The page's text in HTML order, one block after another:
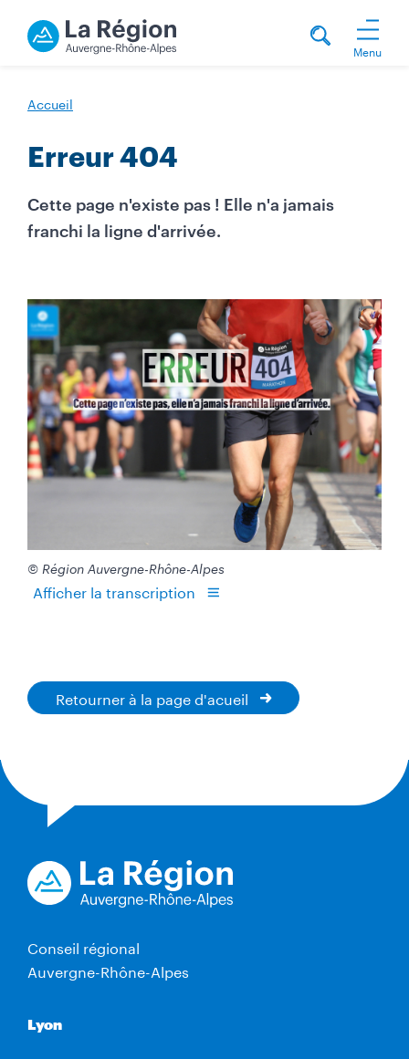
Menu
Accueil
Erreur 404
Cette page n'existe pas ! Elle n'a jamais
franchi la ligne d'arrivée.
© Région Auvergne-Rhône-Alpes
Afficher la transcription
Retourner à la page d'acueil
Conseil régional
Auvergne-Rhône-Alpes
Lyon